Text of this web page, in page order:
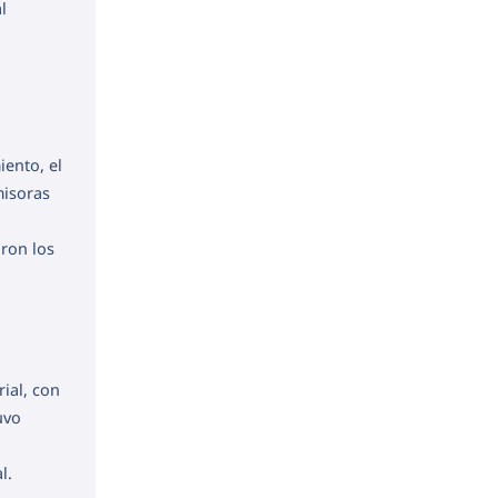
el
los
con